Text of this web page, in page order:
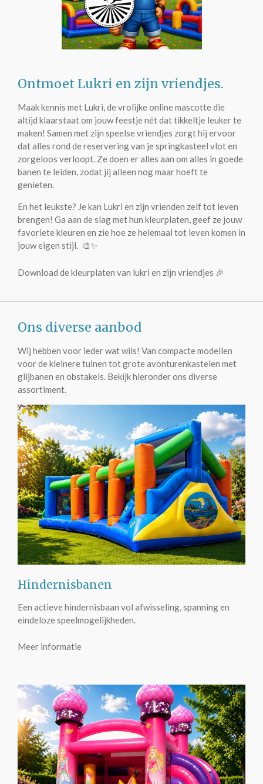
Ontmoet Lukri en zijn vriendjes.
Maak kennis met Lukri, de vrolijke online mascotte die
altijd klaarstaat om jouw feestje nét dat tikkeltje leuker te
maken! Samen met zijn speelse vriendjes zorgt hij ervoor
dat alles rond de reservering van je springkasteel vlot en
zorgeloos verloopt. Ze doen er alles aan om alles in goede
banen te leiden, zodat jij alleen nog maar hoeft te
genieten.
En het leukste? Je kan Lukri en zijn vrienden zelf tot leven
brengen! Ga aan de slag met hun kleurplaten, geef ze jouw
favoriete kleuren en zie hoe ze helemaal tot leven komen in
jouw eigen stijl. 🎨✨
Download de kleurplaten van lukri en zijn vriendjes 🎉
Ons diverse aanbod
Wij hebben voor ieder wat wils! Van compacte modellen
voor de kleinere tuinen tot grote avonturenkastelen met
glijbanen en obstakels. Bekijk hieronder ons diverse
assortiment.
Hindernisbanen
Een actieve hindernisbaan vol afwisseling, spanning en
eindeloze speelmogelijkheden.
Meer informatie